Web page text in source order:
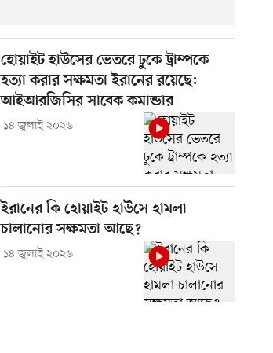
হোয়াইট হাউসের ভেতরে ঢুকে ট্রাম্পকে
হত্যা করার সক্ষমতা ইরানের রয়েছে:
আইআরজিসির সাবেক কমান্ডার
১৪ জুলাই ২০২৬
ইরানের কি হোয়াইট হাউসে হামলা
চালানোর সক্ষমতা আছে?
১৪ জুলাই ২০২৬